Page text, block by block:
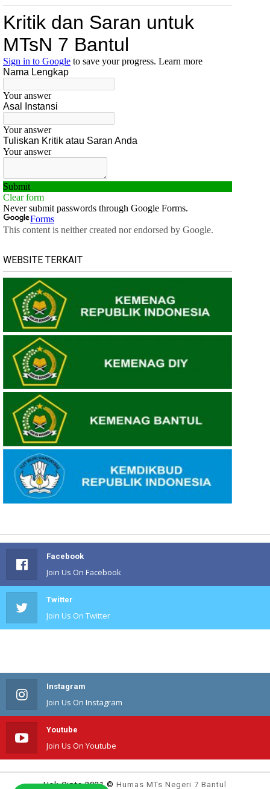
WEBSITE TERKAIT
Facebook
Join Us On Facebook
Twitter
Join Us On Twitter
Instagram
Join Us On Instagram
Youtube
Join Us On Youtube
Hak Cipta 2021 © Humas MTs Negeri 7 Bantul